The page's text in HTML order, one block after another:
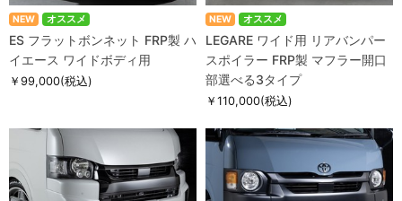
NEW オススメ
ES フラットボンネット FRP製 ハ
イエース ワイドボディ用
￥99,000(税込)
NEW オススメ
LEGARE ワイド用 リアバンパー
スポイラー FRP製 マフラー開口
部選べる3タイプ
￥110,000(税込)